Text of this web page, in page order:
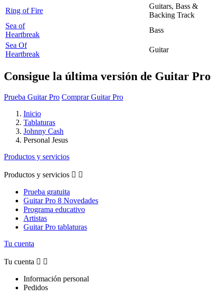
Ring of Fire
Guitars, Bass &
Backing Track
Sea of
Heartbreak
Bass
Sea Of
Heartbreak
Guitar
Consigue la última versión de Guitar Pro
Prueba Guitar Pro Comprar Guitar Pro
Inicio
Tablaturas
Johnny Cash
Personal Jesus
Productos y servicios
Productos y servicios  
Prueba gratuita
Guitar Pro 8 Novedades
Programa educativo
Artistas
Guitar Pro tablaturas
Tu cuenta
Tu cuenta  
Información personal
Pedidos